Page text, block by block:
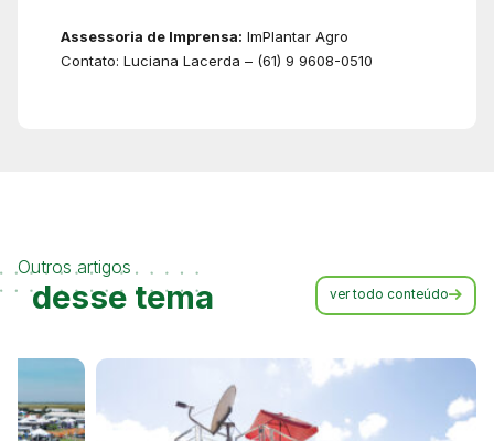
Assessoria de Imprensa: ImPlantar Agro
Contato: Luciana Lacerda – (61) 9 9608-0510
Outros artigos
desse tema ver todo conteúdo